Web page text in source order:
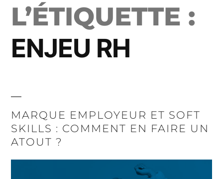
L’ÉTIQUETTE :
ENJEU RH
MARQUE EMPLOYEUR ET SOFT
SKILLS : COMMENT EN FAIRE UN
ATOUT ?